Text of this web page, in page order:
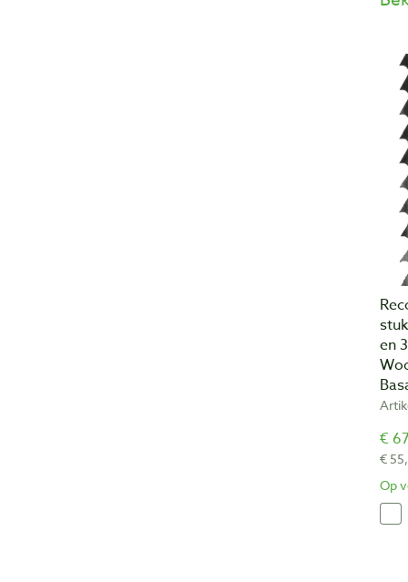
en
€
€
Op